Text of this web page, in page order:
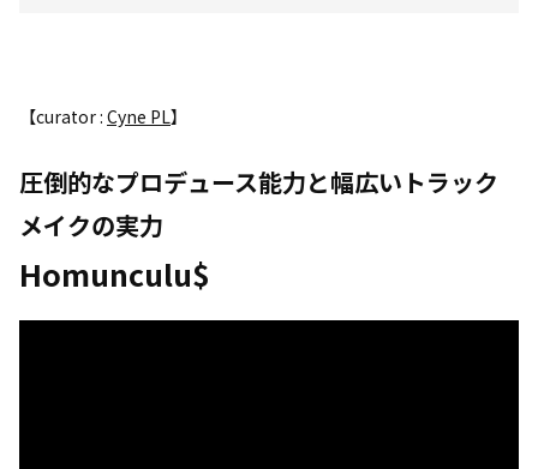
【curator : Cyne PL】
圧倒的なプロデュース能力と幅広いトラック
メイクの実力
Homunculu$